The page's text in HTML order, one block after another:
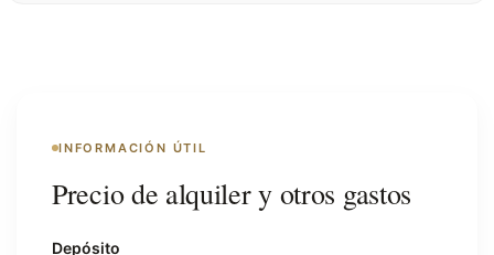
INFORMACIÓN ÚTIL
Precio de alquiler y otros gastos
Depósito